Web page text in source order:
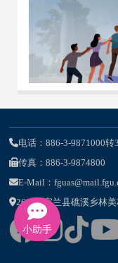
电话：886-3-9871000转3
传真：886-3-9874800
E-Mail：
262-47宜兰县礁溪乡林
小助手